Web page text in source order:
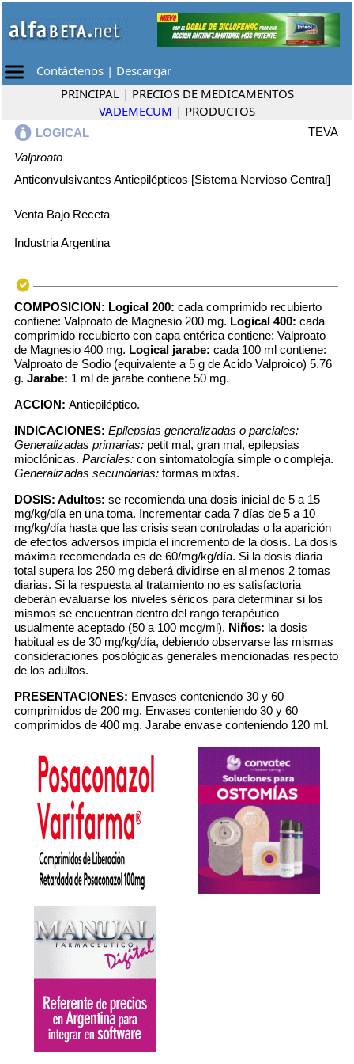
Contáctenos | Descargar
PRINCIPAL | PRECIOS DE MEDICAMENTOS
VADEMECUM | PRODUCTOS
LOGICAL
TEVA
Valproato
Anticonvulsivantes Antiepilépticos [Sistema Nervioso Central]
Venta Bajo Receta
Industria Argentina
COMPOSICION: Logical 200: cada comprimido recubierto
contiene: Valproato de Magnesio 200 mg. Logical 400: cada
comprimido recubierto con capa entérica contiene: Valproato
de Magnesio 400 mg. Logical jarabe: cada 100 ml contiene:
Valproato de Sodio (equivalente a 5 g de Acido Valproico) 5.76
g. Jarabe: 1 ml de jarabe contiene 50 mg.
ACCION: Antiepiléptico.
INDICACIONES: Epilepsias generalizadas o parciales:
Generalizadas primarias: petit mal, gran mal, epilepsias
mioclónicas. Parciales: con sintomatología simple o compleja.
Generalizadas secundarias: formas mixtas.
DOSIS: Adultos: se recomienda una dosis inicial de 5 a 15
mg/kg/día en una toma. Incrementar cada 7 días de 5 a 10
mg/kg/día hasta que las crisis sean controladas o la aparición
de efectos adversos impida el incremento de la dosis. La dosis
máxima recomendada es de 60/mg/kg/día. Si la dosis diaria
total supera los 250 mg deberá dividirse en al menos 2 tomas
diarias. Si la respuesta al tratamiento no es satisfactoria
deberán evaluarse los niveles séricos para determinar si los
mismos se encuentran dentro del rango terapéutico
usualmente aceptado (50 a 100 mcg/ml). Niños: la dosis
habitual es de 30 mg/kg/día, debiendo observarse las mismas
consideraciones posológicas generales mencionadas respecto
de los adultos.
PRESENTACIONES: Envases conteniendo 30 y 60
comprimidos de 200 mg. Envases conteniendo 30 y 60
comprimidos de 400 mg. Jarabe envase conteniendo 120 ml.